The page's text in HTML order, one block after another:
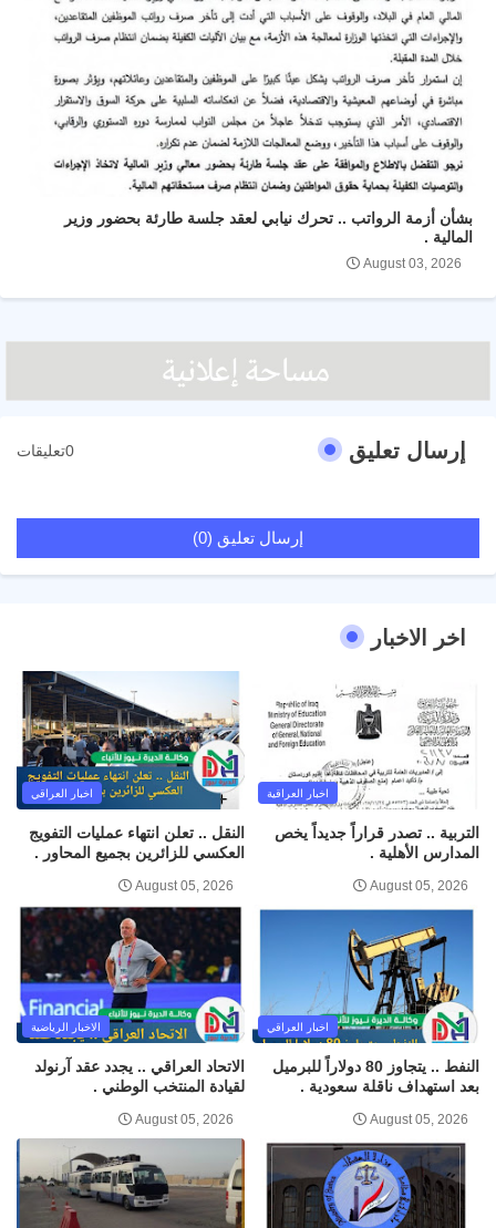
بشأن أزمة الرواتب .. تحرك نيابي لعقد جلسة طارئة بحضور وزير
المالية .
August 03, 2026
إرسال تعليق 0تعليقات
إرسال تعليق (0)
اخر الاخبار
اخبار العراقية
التربية .. تصدر قراراً جديداً يخص
المدارس الأهلية .
August 05, 2026
اخبار العراقي
النقل .. تعلن انتهاء عمليات التفويج
العكسي للزائرين بجميع المحاور .
August 05, 2026
اخبار العراقي
النفط .. يتجاوز 80 دولاراً للبرميل
بعد استهداف ناقلة سعودية .
August 05, 2026
الاخبار الرياضية
الاتحاد العراقي .. يجدد عقد آرنولد
لقيادة المنتخب الوطني .
August 05, 2026